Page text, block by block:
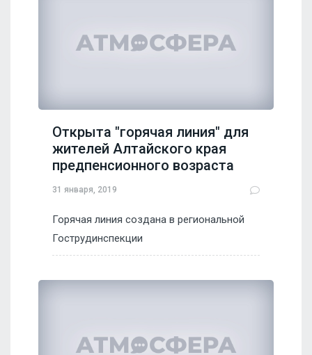
Открыта "горячая линия" для
жителей Алтайского края
предпенсионного возраста
31 января, 2019
Горячая линия создана в региональной
Гострудинспекции